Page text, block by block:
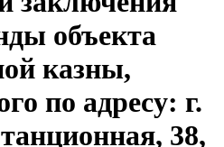
объекта
казны,
по адресу: г.
38,